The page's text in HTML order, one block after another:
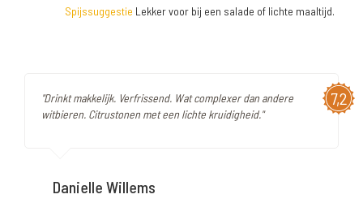
Spijssuggestie Lekker voor bij een salade of lichte maaltijd.
7,2
"Drinkt makkelijk. Verfrissend. Wat complexer dan andere
witbieren. Citrustonen met een lichte kruidigheid."
Danielle Willems